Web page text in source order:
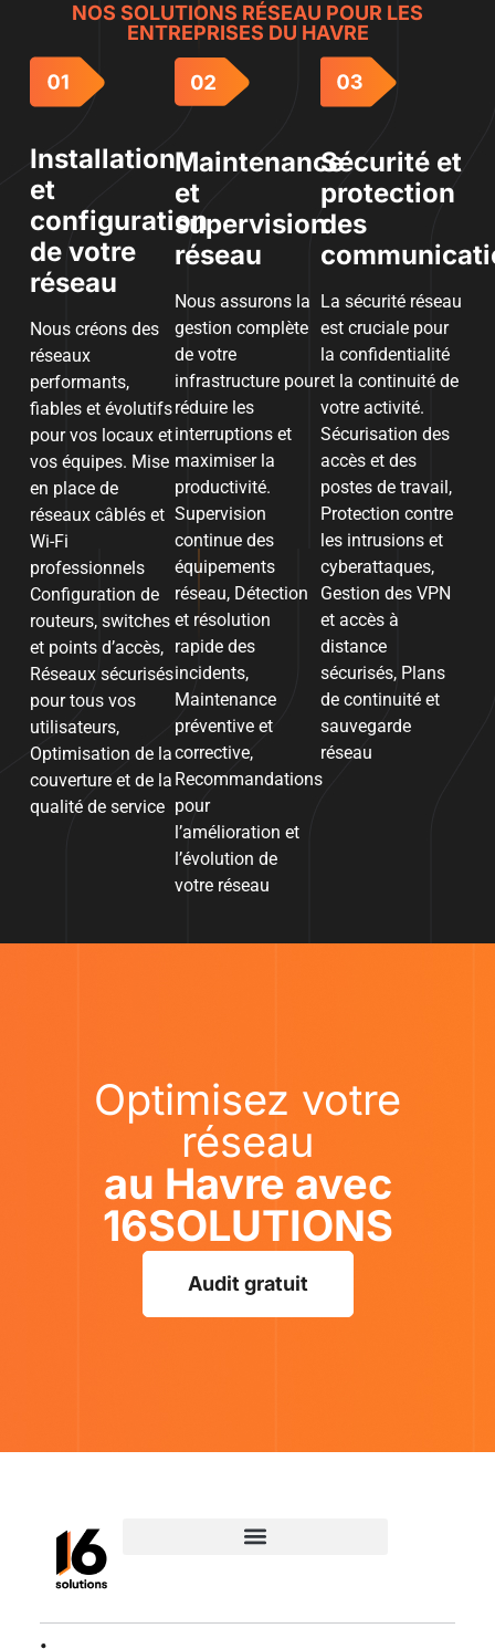
NOS SOLUTIONS RÉSEAU POUR LES
ENTREPRISES DU HAVRE
Installation
et
configuration
de votre
réseau
Nous créons des
réseaux
performants,
fiables et évolutifs
pour vos locaux et
vos équipes. Mise
en place de
réseaux câblés et
Wi-Fi
professionnels
Configuration de
routeurs, switches
et points d’accès,
Réseaux sécurisés
pour tous vos
utilisateurs,
Optimisation de la
couverture et de la
qualité de service
Maintenance
et
supervision
réseau
Nous assurons la
gestion complète
de votre
infrastructure pour
réduire les
interruptions et
maximiser la
productivité.
Supervision
continue des
équipements
réseau, Détection
et résolution
rapide des
incidents,
Maintenance
préventive et
corrective,
Recommandations
pour
l’amélioration et
l’évolution de
votre réseau
Sécurité et
protection
des
La sécurité réseau
est cruciale pour
la confidentialité
et la continuité de
votre activité.
Sécurisation des
accès et des
postes de travail,
Protection contre
les intrusions et
cyberattaques,
Gestion des VPN
et accès à
distance
sécurisés, Plans
de continuité et
sauvegarde
réseau
Optimisez votre
réseau
au Havre avec
16SOLUTIONS
Audit gratuit